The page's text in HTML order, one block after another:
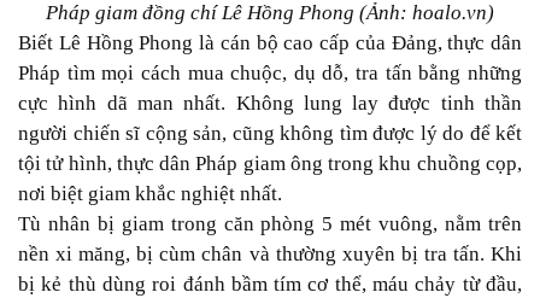
Pháp giam đồng chí Lê Hồng Phong (Ảnh: hoalo.vn)
Biết Lê Hồng Phong là cán bộ cao cấp của Đảng, thực dân
Pháp tìm mọi cách mua chuộc, dụ dỗ, tra tấn bằng những
cực hình dã man nhất. Không lung lay được tinh thần
người chiến sĩ cộng sản, cũng không tìm được lý do để kết
tội tử hình, thực dân Pháp giam ông trong khu chuồng cọp,
nơi biệt giam khắc nghiệt nhất.
Tù nhân bị giam trong căn phòng 5 mét vuông, nằm trên
nền xi măng, bị cùm chân và thường xuyên bị tra tấn. Khi
bị kẻ thù dùng roi đánh bầm tím cơ thể, máu chảy từ đầu,